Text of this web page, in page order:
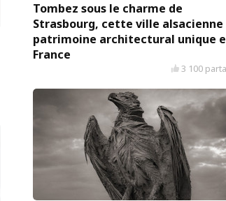
Tombez sous le charme de
Strasbourg, cette ville alsacienne
patrimoine architectural unique
France
3 100